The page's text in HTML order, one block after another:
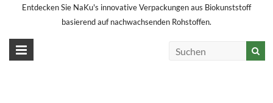
Entdecken Sie NaKu's innovative Verpackungen aus Biokunststoff
basierend auf nachwachsenden Rohstoffen.